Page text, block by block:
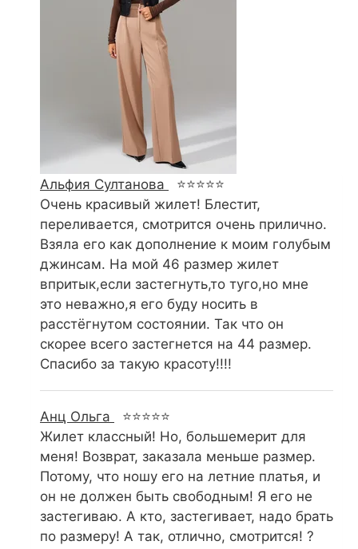
Альфия Султанова
⭐⭐⭐⭐⭐
Очень красивый жилет! Блестит,
переливается, смотрится очень прилично.
Взяла его как дополнение к моим голубым
джинсам. На мой 46 размер жилет
впритык,если застегнуть,то туго,но мне
это неважно,я его буду носить в
расстёгнутом состоянии. Так что он
скорее всего застегнется на 44 размер.
Спасибо за такую красоту!!!!
Анц Ольга
⭐⭐⭐⭐⭐
Жилет классный! Но, большемерит для
меня! Возврат, заказала меньше размер.
Потому, что ношу его на летние платья, и
он не должен быть свободным! Я его не
застегиваю. А кто, застегивает, надо брать
по размеру! А так, отлично, смотрится! ?